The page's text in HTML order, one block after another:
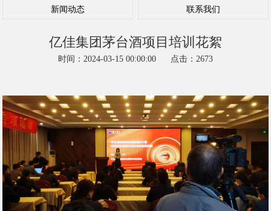
新闻动态 联系我们
亿佳集团茅台酒项目培训花絮
时间：2024-03-15 00:00:00 点击：2673